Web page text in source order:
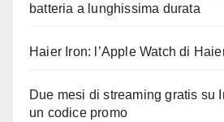
batteria a lunghissima durata
Haier Iron: l’Apple Watch di
Due mesi di streaming gratis su
un codice promo